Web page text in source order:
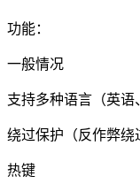
功能：
一般情况
支持多种语言（英语
绕过保护（反作弊绕
热键